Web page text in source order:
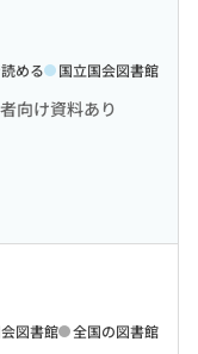
向け資料あり
める 国立国会図書館
図書館 全国の図書館